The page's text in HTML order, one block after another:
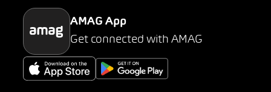
AMAG App
Get connected with AMAG